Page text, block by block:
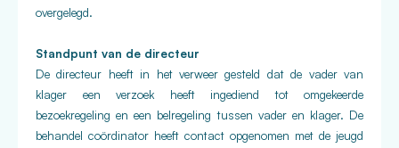
overgelegd.
Standpunt van de directeur
De directeur heeft in het verweer gesteld dat de vader van
klager een verzoek heeft ingediend tot omgekeerde
bezoekregeling en een belregeling tussen vader en klager. De
behandel coördinator heeft contact opgenomen met de jeugd